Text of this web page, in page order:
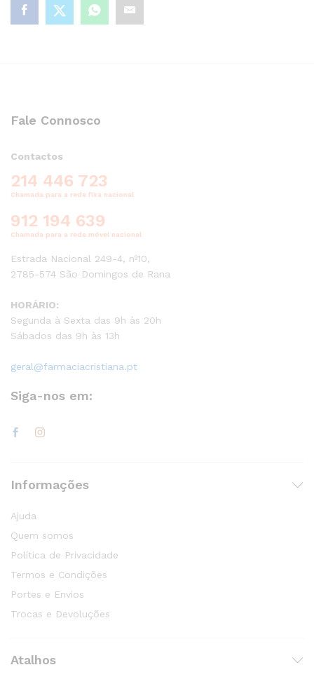
Fale Connosco
Contactos
214 446 723
Chamada para a rede fixa nacional
912 194 639
Chamada para a rede móvel nacional
Estrada Nacional 249-4, nº10,
2785-574 São Domingos de Rana
HORÁRIO:
Segunda à Sexta das 9h às 20h
Sábados das 9h às 13h
geral@farmaciacristiana.pt
Siga-nos em:
Informações
Ajuda
Quem somos
Política de Privacidade
Termos e Condições
Portes e Envios
Trocas e Devoluções
Atalhos